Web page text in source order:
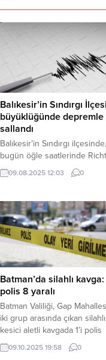
Balıkesir’in Sındırgı
büyüklüğünde depremle
sallandı
Balıkesir’in Sındırgı ilçesinde,
bugün öğle saatlerinde
ölçeğine göre 3,8
bir deprem meydana geldi.
derinliğinde gerçekleşen
çevre bölgelerde de
Balıkesir- Afet ve Acil Durum
Yönetimi Başkanlığı (AFAD),
saat 12.03’te Balıkesir’de bir
deprem meydana geldiğini
duyurdu. AFAD’ın resmi
sitesinden yapılan...
09.08.2025 12:03 0
Batman’da silahlı kavga:
polis 8 yaralı
Batman Valiliği, Gap
iki grup arasında çıkan
kesici aletli kavgada 1’i polis
memuru olmak üzere toplam
kişinin yaralandığını duyurdu.
09.10.2025 19:58 0